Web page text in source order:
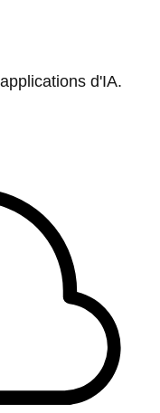
d'IA.